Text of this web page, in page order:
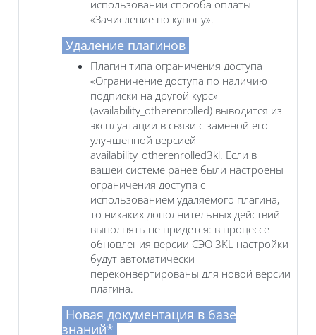
использовании способа оплаты
«Зачисление по купону».
Удаление плагинов
Плагин типа ограничения доступа
«Ограничение доступа по наличию
подписки на другой курс»
(availability_otherenrolled) выводится из
эксплуатации в связи с заменой его
улучшенной версией
availability_otherenrolled3kl. Если в
вашей системе ранее были настроены
ограничения доступа с
использованием удаляемого плагина,
то никаких дополнительных действий
выполнять не придется: в процессе
обновления версии СЭО 3KL настройки
будут автоматически
переконвертированы для новой версии
плагина.
Новая документация в базе
знаний*